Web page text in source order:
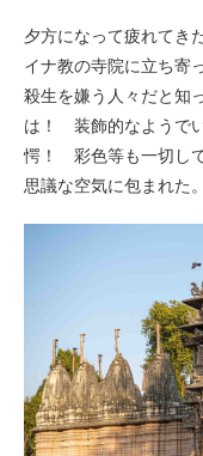
夕方になって疲れてき
イナ教の寺院に立ち寄
殺生を嫌う人々だと知
は！ 装飾的なようで
愕！ 彩色等も一切し
思議な空気に包まれた。